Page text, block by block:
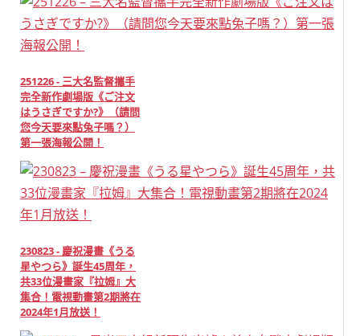
251226 - 三大名監督攜手
完全新作劇場版《ご注文
はうさぎですか?》（請問
您今天要來點兔子嗎？）
第一張海報公開！
230823 - 慶祝漫畫《うる
星やつら》誕生45周年，
共33位漫畫家『拉姆』大
集合！電視動畫第2期將在
2024年1月放送！